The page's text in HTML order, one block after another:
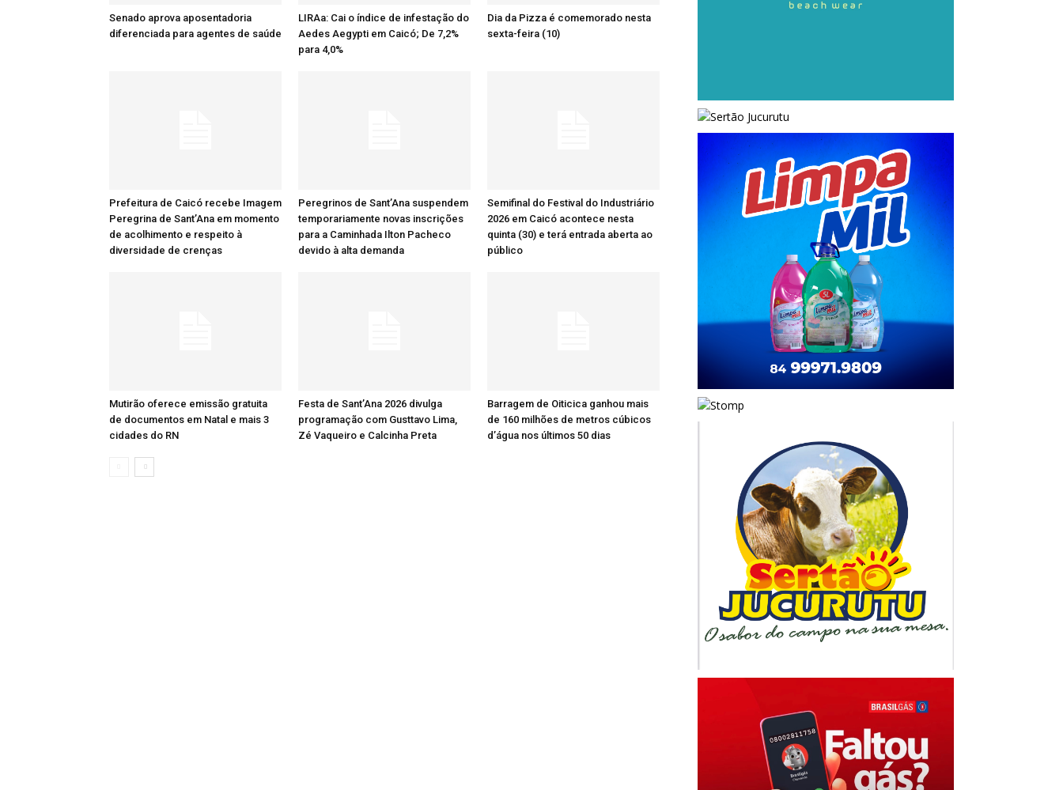
Senado aprova aposentadoria
diferenciada para agentes de saúde
LIRAa: Cai o índice de infestação do
Aedes Aegypti em Caicó; De 7,2%
para 4,0%
Dia da Pizza é comemorado nesta
sexta-feira (10)
Prefeitura de Caicó recebe Imagem
Peregrina de Sant’Ana em momento
de acolhimento e respeito à
diversidade de crenças
Peregrinos de Sant’Ana suspendem
temporariamente novas inscrições
para a Caminhada Ilton Pacheco
devido à alta demanda
Semifinal do Festival do Industriário
2026 em Caicó acontece nesta
quinta (30) e terá entrada aberta ao
público
Mutirão oferece emissão gratuita
de documentos em Natal e mais 3
cidades do RN
Festa de Sant’Ana 2026 divulga
programação com Gusttavo Lima,
Zé Vaqueiro e Calcinha Preta
Barragem de Oiticica ganhou mais
de 160 milhões de metros cúbicos
d’água nos últimos 50 dias